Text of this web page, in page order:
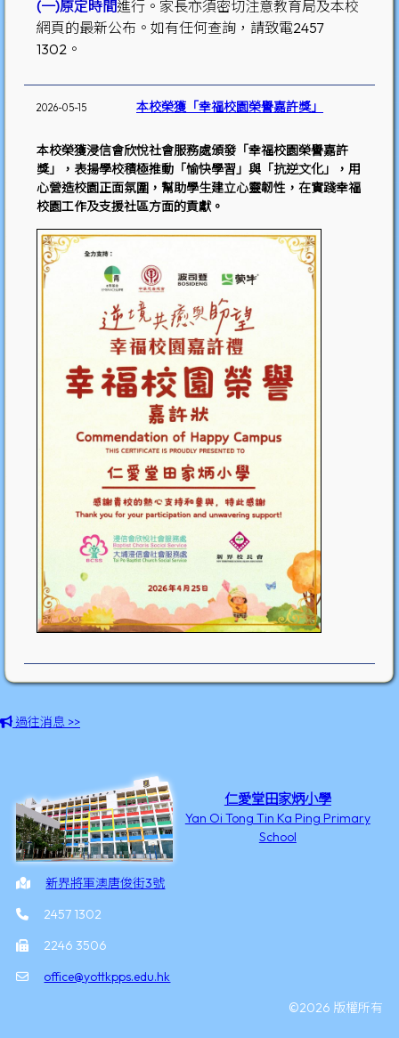
(一)原定時間進行。家長亦須密切注意教育局及本校
網頁的最新公布。如有任何查詢，請致電2457
1302。
2026-05-15 本校榮獲「幸福校園榮譽嘉許獎」
本校榮獲浸信會欣悅社會服務處頒發「幸福校園榮譽嘉許
獎」，表揚學校積極推動「愉快學習」與「抗逆文化」，用
心營造校園正面氛圍，幫助學生建立心靈韌性，在實踐幸福
校園工作及支援社區方面的貢獻。
過往消息 >>
仁愛堂田家炳小學
Yan Oi Tong Tin Ka Ping Primary
School
新界將軍澳唐俊街3號
2457 1302
2246 3506
office@yottkpps.edu.hk
©2026 版權所有